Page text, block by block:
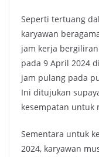
Seperti tertuang
karyawan
jam kerja
pada 9 April 2024
jam pulang pada
Ini ditujukan
kesempatan untuk
Sementara untuk
2024, karyawan